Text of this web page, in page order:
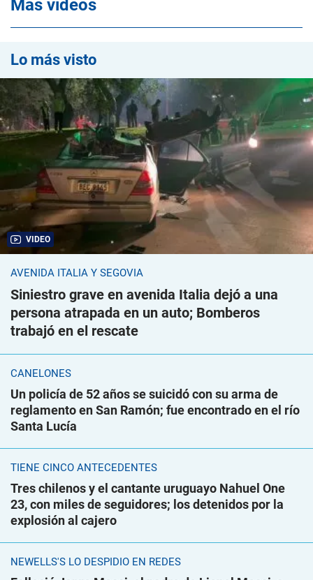
Mas videos
Lo más visto
VIDEO
AVENIDA ITALIA Y SEGOVIA
Siniestro grave en avenida Italia dejó a una
persona atrapada en un auto; Bomberos
trabajó en el rescate
CANELONES
Un policía de 52 años se suicidó con su arma de
reglamento en San Ramón; fue encontrado en el río
Santa Lucía
TIENE CINCO ANTECEDENTES
Tres chilenos y el cantante uruguayo Nahuel One
23, con miles de seguidores; los detenidos por la
explosión al cajero
NEWELLS'S LO DESPIDIÓ EN REDES